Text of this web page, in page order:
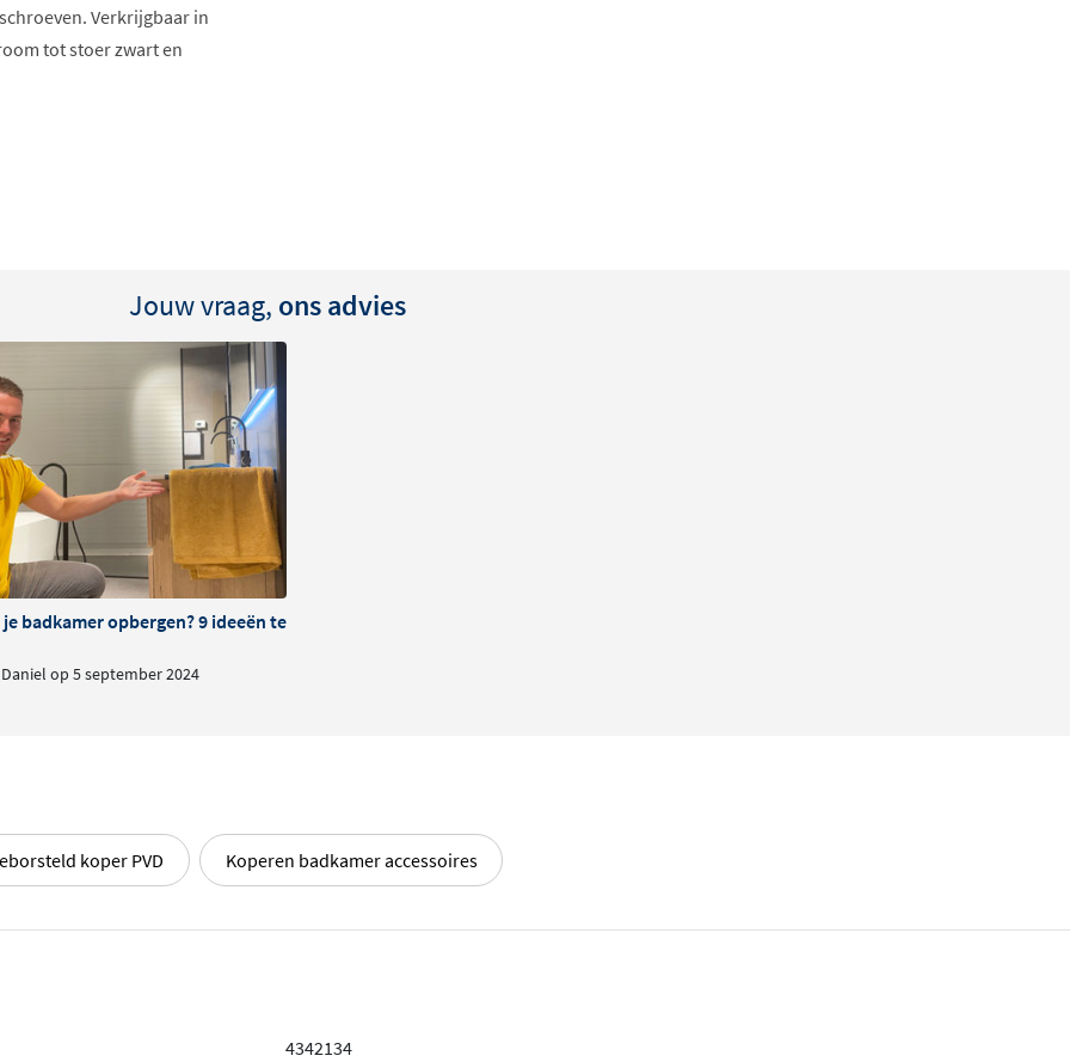
Verkrijgbaar in
tot stoer zwart en
ervoor dat je badkamer
of
uit de muur lijkt te
ook een echte
of gunmetal, een
Zo kun je jouw
interieur.
Met zijn tijdloze ontwerp
producten uit de
geheel creëert.
Jouw vraag, ons advies
badkamer opbergen? 9 ideeën ter inspiratie
op 5 september 2024
koper PVD Koperen badkamer accessoires
4342134